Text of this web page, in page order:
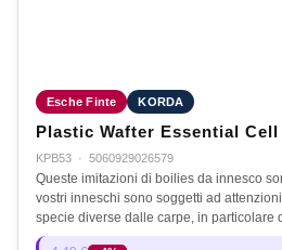
Esche Finte KORDA
Plastic Wafter Essential Cell
KPB53 · 5060929026579
Queste imitazioni di boilies da innesco
vostri inneschi sono soggetti ad
specie diverse dalle carpe, in particolare